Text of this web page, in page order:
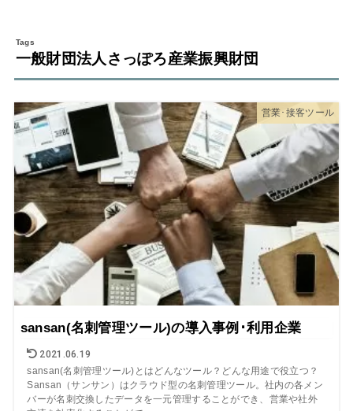
一般財団法人さっぽろ産業振興財団
営業･接客ツール
sansan(名刺管理ツール)の導入事例･利用企業
2021.06.19
sansan(名刺管理ツール)とはどんなツール？どんな用途で役立つ？
Sansan（サンサン）はクラウド型の名刺管理ツール。社内の各メン
バーが名刺交換したデータを一元管理することができ、営業や社外